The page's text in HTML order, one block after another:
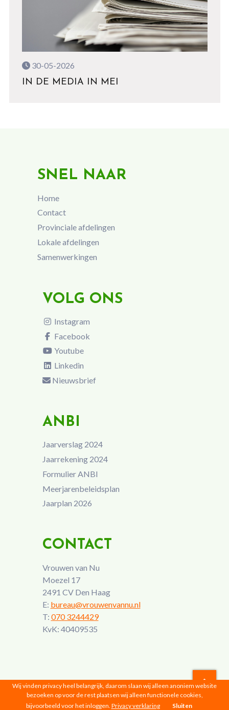
30-05-2026
IN DE MEDIA IN MEI
SNEL NAAR
Home
Contact
Provinciale afdelingen
Lokale afdelingen
Samenwerkingen
VOLG ONS
Instagram
Facebook
Youtube
Linkedin
Nieuwsbrief
ANBI
Jaarverslag 2024
Jaarrekening 2024
Formulier ANBI
Meerjarenbeleidsplan
Jaarplan 2026
CONTACT
Vrouwen van Nu
Moezel 17
2491 CV Den Haag
E: bureau@vrouwenvannu.nl
T: 070 3244429
KvK: 40409535
Vrouwen van Nu © 2026 |Privacyverklaring
Wij vinden privacy heel belangrijk, daarom slaan wij alleen anoniem website
bezoeken op voor de rest plaatsen wij alleen functionele cookies,
bijvoorbeeld voor het inloggen. Privacy verklaring Sluiten